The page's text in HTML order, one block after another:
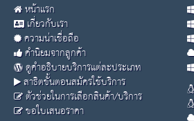
หน้าแรก
เกี่ยวกับเรา
ความน่าเชื่อถือ
คำนิยมจากลูกค้า
ดูคำอธิบายบริการแต่ละประเภท
สาธิตขั้นตอนสมัครใช้บริการ
ตัวช่วยในการเลือกสินค้า/บริการ
ขอใบเสนอราคา